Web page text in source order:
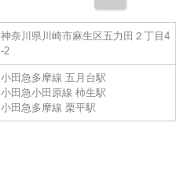
神奈川県川崎市麻生区五力田２丁目4
-2
小田急多摩線 五月台駅
小田急小田原線 柿生駅
小田急多摩線 栗平駅